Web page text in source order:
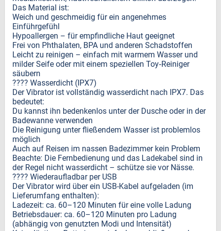
Das Material ist:
Weich und geschmeidig für ein angenehmes
Einführgefühl
Hypoallergen – für empfindliche Haut geeignet
Frei von Phthalaten, BPA und anderen Schadstoffen
Leicht zu reinigen – einfach mit warmem Wasser und
milder Seife oder mit einem speziellen Toy‑Reiniger
säubern
???? Wasserdicht (IPX7)
Der Vibrator ist vollständig wasserdicht nach IPX7. Das
bedeutet:
Du kannst ihn bedenkenlos unter der Dusche oder in der
Badewanne verwenden
Die Reinigung unter fließendem Wasser ist problemlos
möglich
Auch auf Reisen im nassen Badezimmer kein Problem
Beachte: Die Fernbedienung und das Ladekabel sind in
der Regel nicht wasserdicht – schütze sie vor Nässe.
???? Wiederaufladbar per USB
Der Vibrator wird über ein USB-Kabel aufgeladen (im
Lieferumfang enthalten):
Ladezeit: ca. 60–120 Minuten für eine volle Ladung
Betriebsdauer: ca. 60–120 Minuten pro Ladung
(abhängig von genutzten Modi und Intensität)